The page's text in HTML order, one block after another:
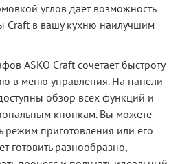
углов дает возможность
Craft в вашу кухню наилучшим
ASKO Craft сочетает быстроту
в меню управления. На панели
обзор всех функций и
кнопкам. Вы можете
режим приготовления или его
готовить разнообразно,